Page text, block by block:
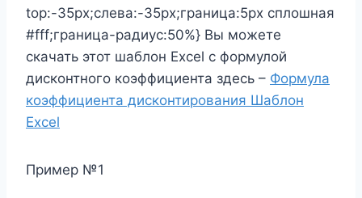
top:-35px;слева:-35px;граница:5px сплошная
#fff;граница-радиус:50%} Вы можете
скачать этот шаблон Excel с формулой
дисконтного коэффициента здесь – Формула
коэффициента дисконтирования Шаблон
Excel
Пример №1